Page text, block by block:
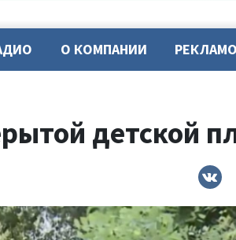
О КОМПАНИИ
детской